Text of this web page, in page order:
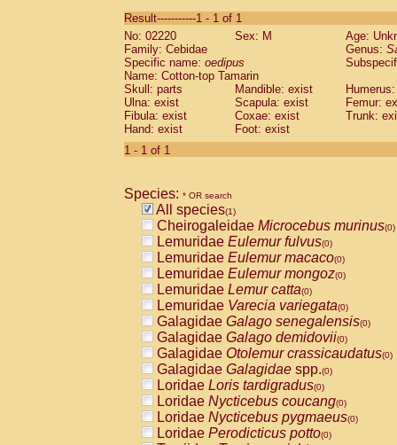
CebidaeSaguinus labiatus(0)
Cebidae Saguinus leucopus (0)
Cebidae
CebidaeSaguinus mystax
Cebidae Saguinus nigricollis (0)
Cebidae Saguinus oedipus
Cebidae Saguinus weddelli
Cebidae Saguinusspp.
Cebidae
CebidaeCebus capucinus
CebidaeCebus nigrivittatus
CebidaeCebus spp.(0)
CebidaeSaimiri boliviensis(0)
CebidaeSaimiri sciureus(0)
AtelidaeAlouatta caraya(0)
AtelidaeAlouatta fusca(0)
AtelidaeAlouatta seniculus(0)
AtelidaeAlouattaspp.(0)
AtelidaeAteles belzebuth(0)
AtelidaeAteles geoffroyi(0)
AtelidaeAteles paniscus(0)
AtelidaeAtelesspp.(0)
AtelidaeLagothrix lagothricha(0)
AtelidaeLagothrix lagothricha cana
PitheciidaeCacajao calvus
Result-----------1 - 1 of 1
No: 02220
Sex: M
Age:
Family: Cebidae
Genus:
Specific name: oedipus
Name: Cotton-top Tamarin
Skull: parts
Mandible: exist
Ulna: exist
Scapula: exist
Femur:
Fibula: exist
Coxae: exist
Trunk:
Hand: exist
Foot: exist
1 - 1 of 1
Species: * OR search
All species(1)
Cheirogaleidae Microcebus murinus(0)
Lemuridae Eulemur fulvus(0)
Lemuridae Eulemur macaco(0)
Lemuridae Eulemur mongoz(0)
Lemuridae Lemur catta(0)
Lemuridae Varecia variegata(0)
Galagidae Galago senegalensis(0)
Galagidae Galago demidovii(0)
Galagidae Otolemur crassicaudatus(0)
Galagidae Galagidae spp.(0)
Loridae Loris tardigradus(0)
Loridae Nycticebus coucang(0)
Loridae Nycticebus pygmaeus(0)
Loridae Perodicticus potto(0)